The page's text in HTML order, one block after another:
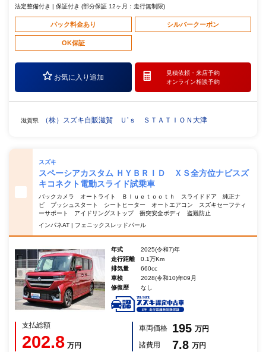
法定整備付き | 保証付き (部分保証 12ヶ月：走行無制限)
パック料金あり シルバークーポン
OK保証
お気に入り追加
見積依頼・ 来店予約
オンライン相談予約
滋賀県 （株）スズキ自販滋賀 Ｕ’ｓ ＳＴＡＴＩＯＮ大津
スズキ
スペーシアカスタム ＨＹＢＲＩＤ ＸＳ全方位ナビスズ
キコネクト電動スライド試乗車
バックカメラ オートライト Ｂｌｕｅｔｏｏｔｈ スライドドア 純正ナ
ビ プッシュスタート シートヒーター オートエアコン スズキセーフティ
ーサポート アイドリングストップ 衝突安全ボディ 盗難防止
インパネAT | フェニックスレッドパール
年式
2025(令和7)年
走行距離
0.1万Km
排気量
660cc
車検
2028(令和10)年09月
修復歴
なし
支払総額
202.8 万円
車両価格 195 万円
諸費用
7.8 万円